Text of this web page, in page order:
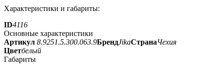
Характеристики и габариты:
ID4116
Основные характеристики
Артикул 8.9251.5.300.063.9БрендJikaСтранаЧехия
Цветбелый
Габариты